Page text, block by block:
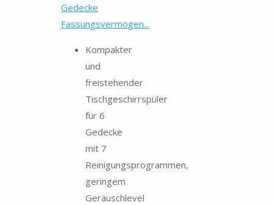
Gedecke
Fassungsvermögen...
Kompakter
und
freistehender
Tischgeschirrspüler
für 6
Gedecke
mit 7
Reinigungsprogrammen,
geringem
Geräuschlevel